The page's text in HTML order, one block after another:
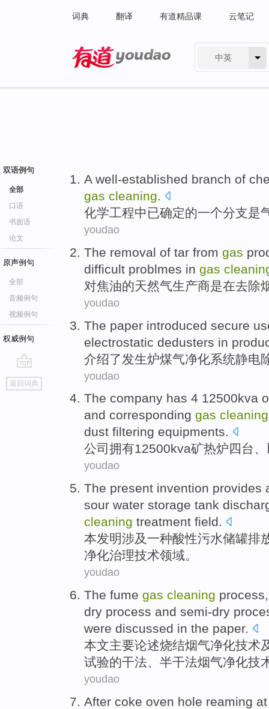
词典 翻译 有道精品课 云笔记
中英
双语例句
全部
口语
书面语
论文
原声例句
全部
音频例句
视频例句
权威例句
go
top
返回词典
A well-established branch of
gas cleaning.
化学工程中已确定的一个分支是
youdao
The removal of tar from gas
difficult problmes in gas
对焦油的天然气生产商是在去除
youdao
The paper introduced secure
electrostatic dedusters in
介绍了发生炉煤气净化系统静电
youdao
The company has 4 12500kva
and corresponding gas cleaning
dust filtering equipments.
公司 拥有12500kva矿热炉四台、
youdao
The present invention provides
sour water storage tank
cleaning treatment field.
本发明涉及 一种酸性污水储罐排
净化治理技术领域。
youdao
The fume gas cleaning process
dry process and semi-dry
were discussed in the paper.
本文主要论述烧结烟气净化技术
试验的干法、半干法烟气净化技
youdao
After coke oven hole reaming at